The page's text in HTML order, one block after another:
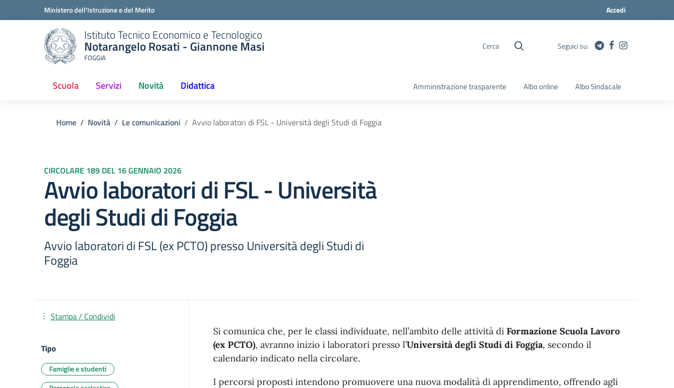
Ministero dell'Istruzione e del Merito Accedi
Istituto Tecnico Economico e Tecnologico
Notarangelo Rosati - Giannone Masi
FOGGIA
Cerca Seguici su:
Scuola Servizi Novità
(current) Didattica Amministrazione trasparente Albo online Albo Sindacale
Home Novità Le comunicazioni Avvio laboratori di FSL - Università degli Studi di Foggia
CIRCOLARE 189 DEL 16 GENNAIO 2026
Avvio laboratori di FSL - Università
degli Studi di Foggia
Avvio laboratori di FSL (ex PCTO) presso Università degli Studi di
Foggia
Stampa / Condividi
Tipo
Famiglie e studenti
Si comunica che, per le classi individuate, nell’ambito delle attività di Formazione Scuola Lavoro
(ex PCTO), avranno inizio i laboratori presso l’Università degli Studi di Foggia, secondo il
calendario indicato nella circolare.
I percorsi proposti intendono promuovere una nuova modalità di apprendimento, offrendo agli